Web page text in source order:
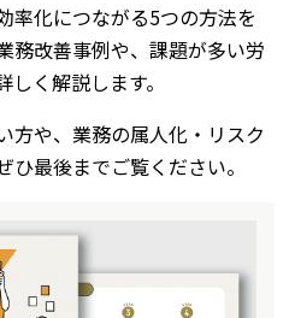
率化につながる5つの方法を
務改善事例や、課題が多い労
く解説します。
方や、業務の属人化・リスク
最後までご覧ください。